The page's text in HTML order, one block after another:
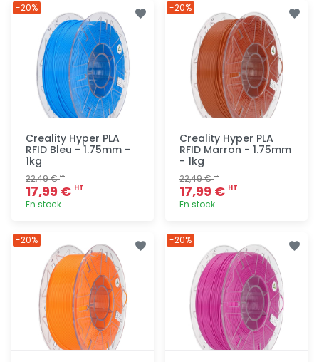
rapide
rapide
Creality Hyper PLA
RFID Bleu - 1.75mm -
1kg
22,49 €HT
17,99 € HT
En stock
rapide
-20%
Creality Hyper PLA
RFID Marron - 1.75mm
- 1kg
22,49 €HT
17,99 € HT
En stock
rapide
-20%
-20% -20%